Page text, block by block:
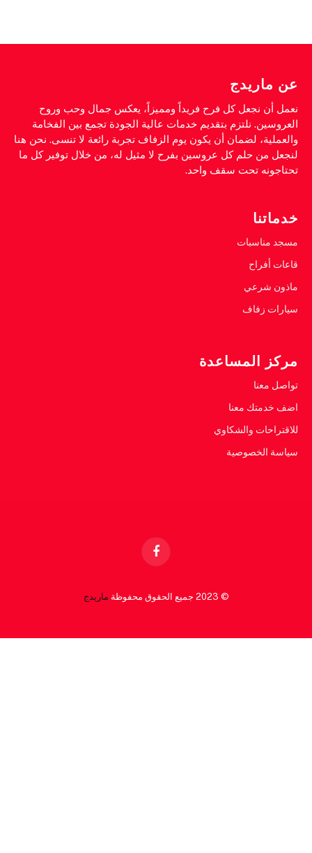
عن ماريدج
نعمل أن نجعل كل فرح فريداً ومميزاً، يعكس جمال وحب وروح
العروسين. نلتزم بتقديم خدمات عالية الجودة تجمع بين الفخامة
والعملية، لضمان أن يكون يوم الزفاف تجربة رائعة لا تنسى. نحن هنا
لنجعل من حلم كل عروسين بفرح لا مثيل له، من خلال توفير كل ما
تحتاجونه تحت سقف واحد.
خدماتنا
مسجد مناسبات
قاعات أفراح
ماذون شرعي
سيارات زفاف
مركز المساعدة
تواصل معنا
اضف خدمتك معنا
للاقتراحات والشكاوي
سياسة الخصوصية
Facebook
© 2023 جميع الحقوق محفوظة ماريدج